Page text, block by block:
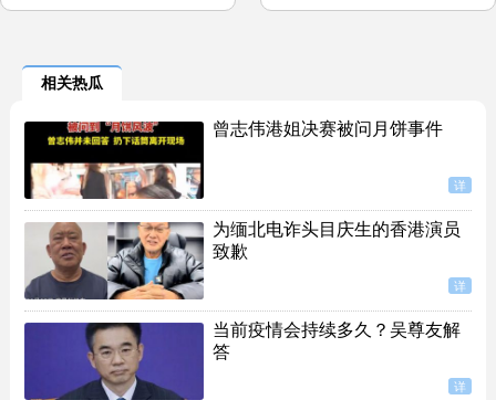
相关热瓜
曾志伟港姐决赛被问月饼事件
详
为缅北电诈头目庆生的香港演员
致歉
详
当前疫情会持续多久？吴尊友解
答
详